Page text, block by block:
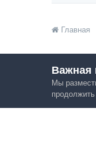
Главная
Важная
Мы